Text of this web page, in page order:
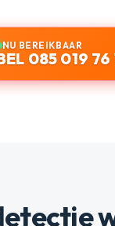
NU BEREIKBAAR
085 019 76